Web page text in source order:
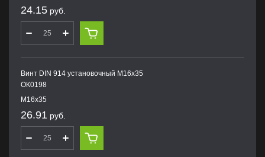
24.15 руб.
Винт DIN 914 установочный М16х35
ОК0198
М16х35
26.91 руб.